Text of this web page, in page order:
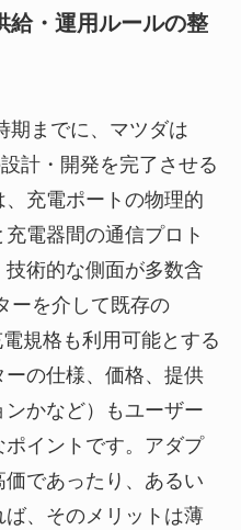
給・運用ルールの整
期までに、マツダは
計・開発を完了させる
充電ポートの物理的
電器間の通信プロト
術的な側面が多数含
ーを介して既存の
規格も利用可能とする
の仕様、価格、提供
かなど）もユーザー
イントです。アダプ
であったり、あるい
、そのメリットは薄